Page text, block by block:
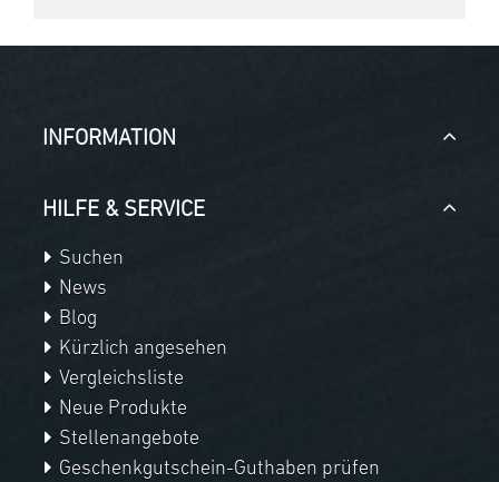
INFORMATION
HILFE & SERVICE
Suchen
News
Blog
Kürzlich angesehen
Vergleichsliste
Neue Produkte
Stellenangebote
Geschenkgutschein-Guthaben prüfen